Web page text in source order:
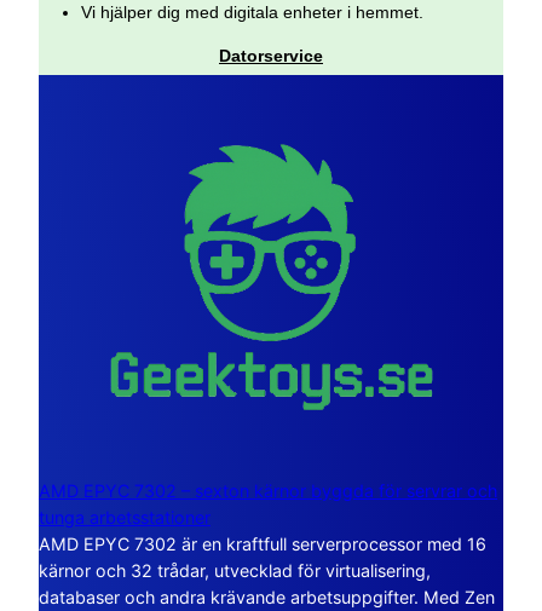
Vi hjälper dig med digitala enheter i hemmet.
Datorservice
AMD EPYC 7302 – sexton kärnor byggda för servrar och
tunga arbetsstationer
AMD EPYC 7302 är en kraftfull serverprocessor med 16
kärnor och 32 trådar, utvecklad för virtualisering,
databaser och andra krävande arbetsuppgifter. Med Zen